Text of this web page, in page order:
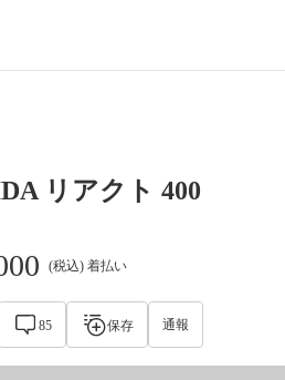
リアクト 400
(税込) 着払い
85 保存 通報